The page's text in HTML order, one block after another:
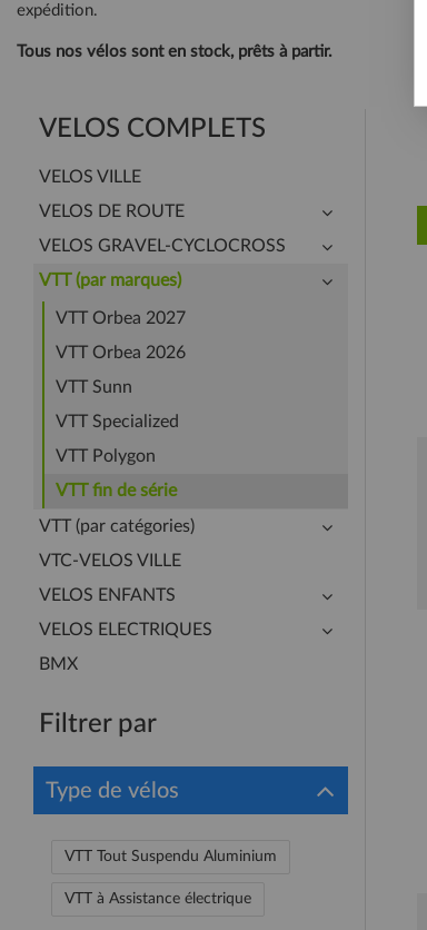
expédition.
Tous nos vélos sont en stock, prêts à partir.
VELOS COMPLETS
VELOS VILLE
VELOS DE ROUTE
VELOS GRAVEL-CYCLOCROSS
VTT (par marques)
VTT Orbea 2027
VTT Orbea 2026
VTT Sunn
VTT Specialized
VTT Polygon
VTT fin de série
VTT (par catégories)
VTC-VELOS VILLE
VELOS ENFANTS
VELOS ELECTRIQUES
BMX
Filtrer par
Type de vélos
VTT Tout Suspendu Aluminium
VTT à Assistance électrique